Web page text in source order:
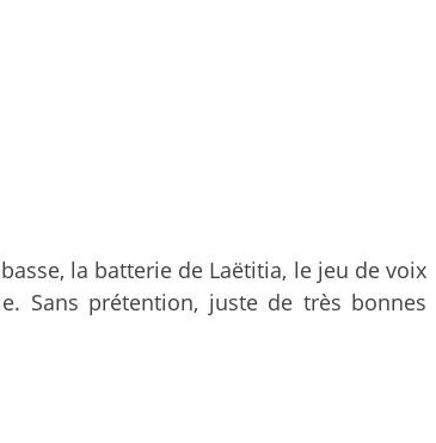
la batterie de Laëtitia, le jeu de voix
Sans prétention, juste de très bonnes